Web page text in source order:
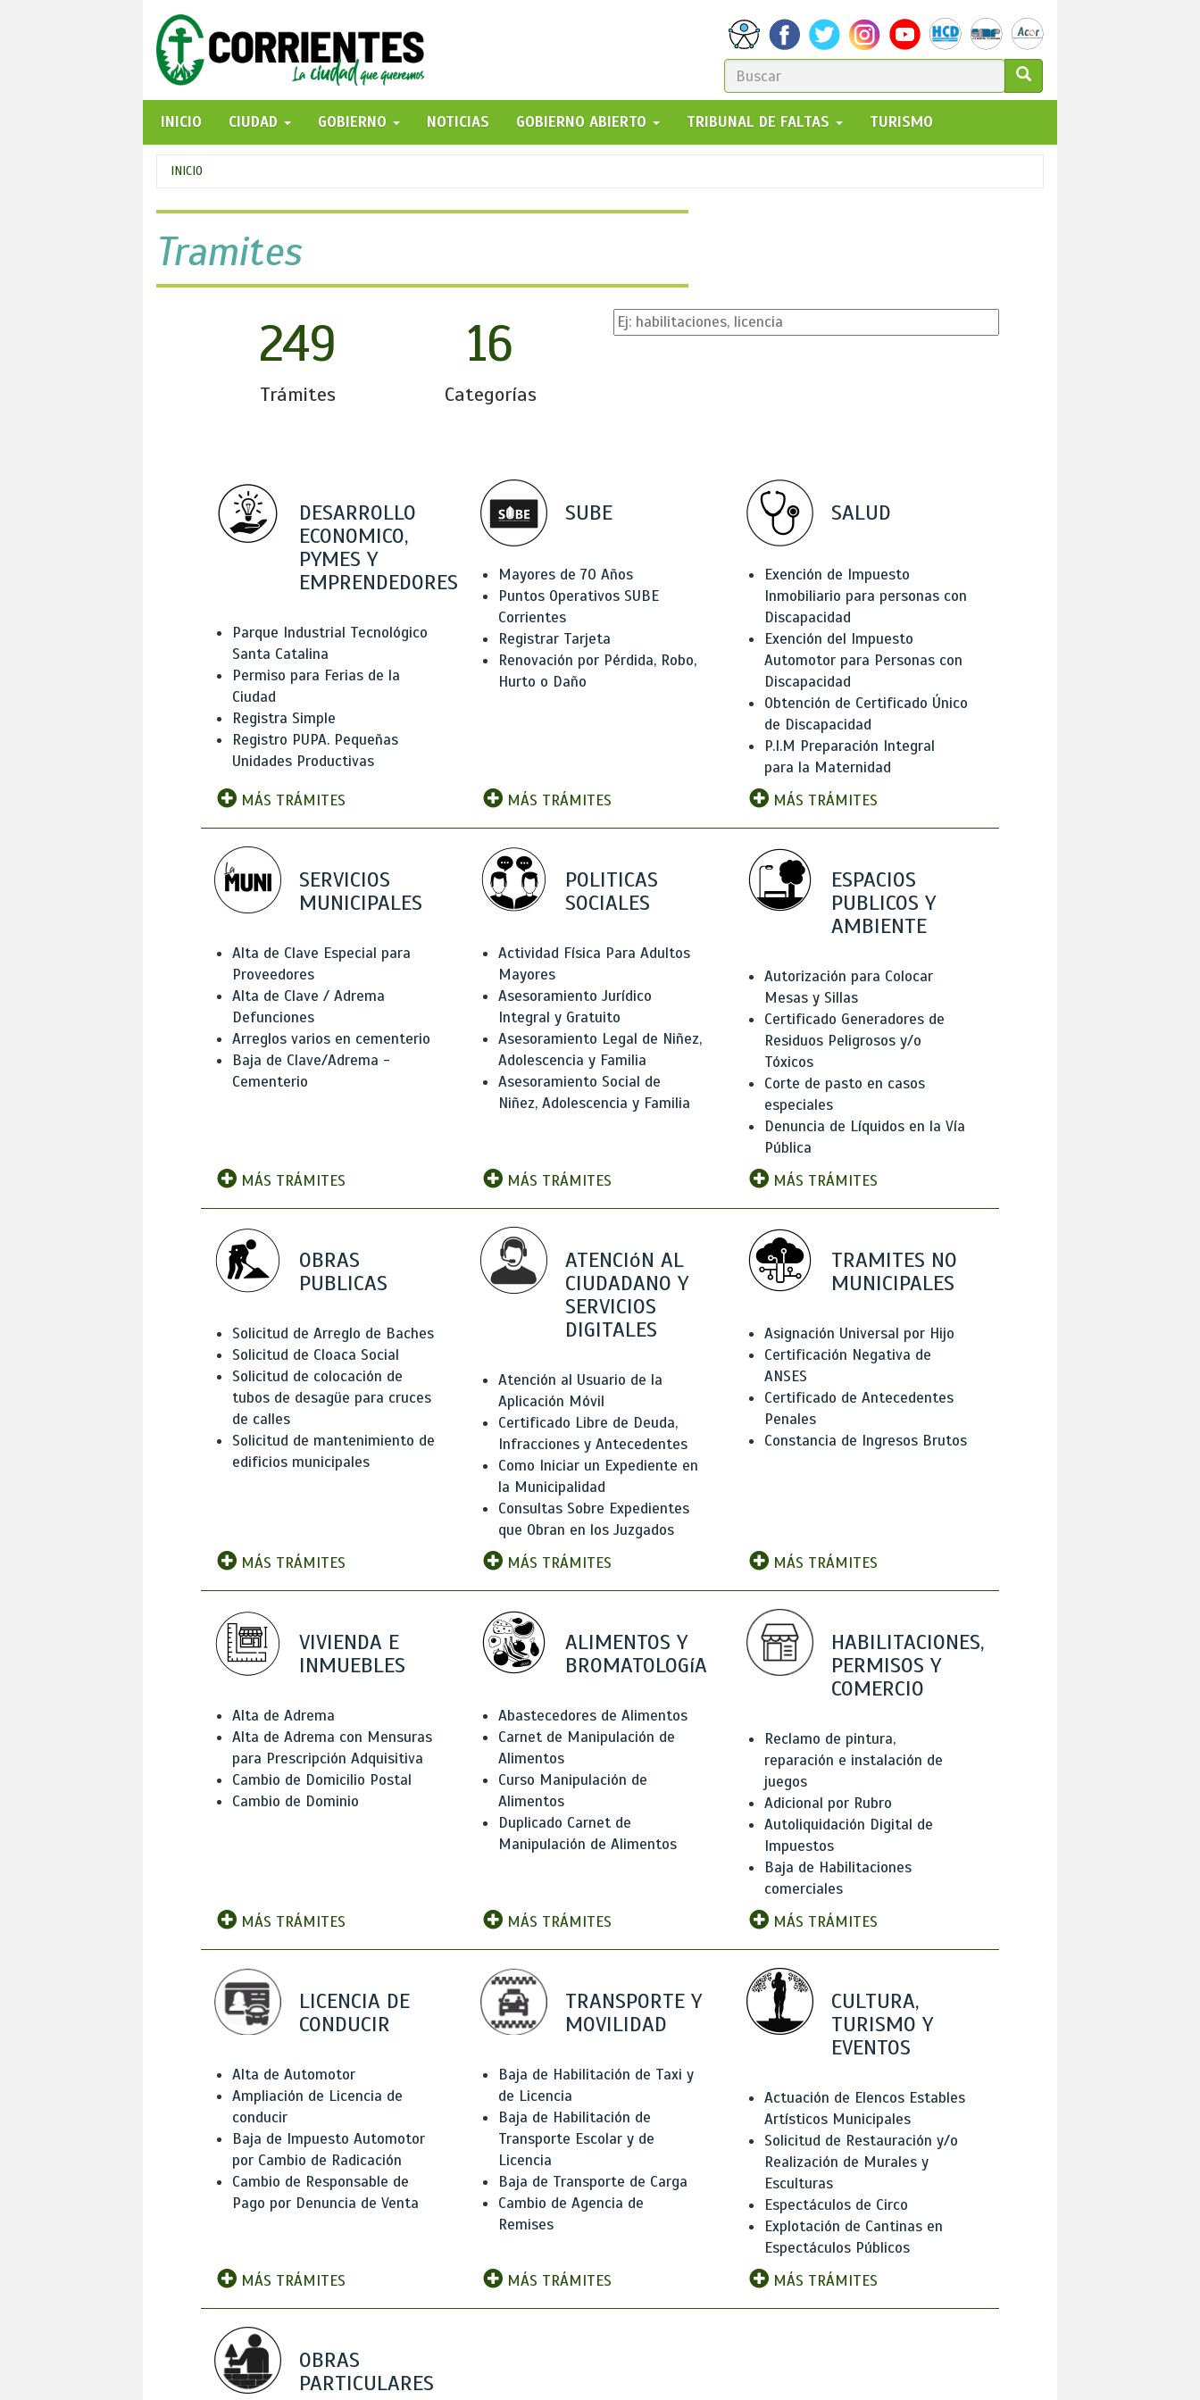
FORMULARIO
DE
BÚSQUEDA
GO!
INICIO
CIUDAD GOBIERNO NOTICIAS GOBIERNO ABIERTO TRIBUNAL DE FALTAS TURISMO
Se
encuentra
usted
aquí
INICIO
Tramites
249
Trámites
16
Categorías
DESARROLLO
ECONOMICO,
PYMES Y
EMPRENDEDORES
Parque Industrial Tecnológico
Santa Catalina
Permiso para Ferias de la
Ciudad
Registra Simple
Registro PUPA. Pequeñas
Unidades Productivas
MÁS TRÁMITES
SUBE
Mayores de 70 Años
Puntos Operativos SUBE
Corrientes
Registrar Tarjeta
Renovación por Pérdida, Robo,
Hurto o Daño
MÁS TRÁMITES
SALUD
Exención de Impuesto
Inmobiliario para personas con
Discapacidad
Exención del Impuesto
Automotor para Personas con
Discapacidad
Obtención de Certificado Único
de Discapacidad
P.I.M Preparación Integral
para la Maternidad
MÁS TRÁMITES
SERVICIOS
MUNICIPALES
Alta de Clave Especial para
Proveedores
Alta de Clave / Adrema
Defunciones
Arreglos varios en cementerio
Baja de Clave/Adrema -
Cementerio
MÁS TRÁMITES
POLITICAS
SOCIALES
Actividad Física Para Adultos
Mayores
Asesoramiento Jurídico
Integral y Gratuito
Asesoramiento Legal de Niñez,
Adolescencia y Familia
Asesoramiento Social de
Niñez, Adolescencia y Familia
MÁS TRÁMITES
ESPACIOS
PUBLICOS Y
AMBIENTE
Autorización para Colocar
Mesas y Sillas
Certificado Generadores de
Residuos Peligrosos y/o
Tóxicos
Corte de pasto en casos
especiales
Denuncia de Líquidos en la Vía
Pública
MÁS TRÁMITES
OBRAS
PUBLICAS
Solicitud de Arreglo de Baches
Solicitud de Cloaca Social
Solicitud de colocación de
tubos de desagüe para cruces
de calles
Solicitud de mantenimiento de
edificios municipales
MÁS TRÁMITES
ATENCIóN AL
CIUDADANO Y
SERVICIOS
DIGITALES
Atención al Usuario de la
Aplicación Móvil
Certificado Libre de Deuda,
Infracciones y Antecedentes
Como Iniciar un Expediente en
la Municipalidad
Consultas Sobre Expedientes
que Obran en los Juzgados
MÁS TRÁMITES
TRAMITES NO
MUNICIPALES
Asignación Universal por Hijo
Certificación Negativa de
ANSES
Certificado de Antecedentes
Penales
Constancia de Ingresos Brutos
MÁS TRÁMITES
VIVIENDA E
INMUEBLES
Alta de Adrema
Alta de Adrema con Mensuras
para Prescripción Adquisitiva
Cambio de Domicilio Postal
Cambio de Dominio
MÁS TRÁMITES
ALIMENTOS Y
BROMATOLOGíA
Abastecedores de Alimentos
Carnet de Manipulación de
Alimentos
Curso Manipulación de
Alimentos
Duplicado Carnet de
Manipulación de Alimentos
MÁS TRÁMITES
HABILITACIONES,
PERMISOS Y
COMERCIO
Reclamo de pintura,
reparación e instalación de
juegos
Adicional por Rubro
Autoliquidación Digital de
Impuestos
Baja de Habilitaciones
comerciales
MÁS TRÁMITES
LICENCIA DE
CONDUCIR
Alta de Automotor
Ampliación de Licencia de
conducir
Baja de Impuesto Automotor
por Cambio de Radicación
Cambio de Responsable de
Pago por Denuncia de Venta
MÁS TRÁMITES
TRANSPORTE Y
MOVILIDAD
Baja de Habilitación de Taxi y
de Licencia
Baja de Habilitación de
Transporte Escolar y de
Licencia
Baja de Transporte de Carga
Cambio de Agencia de
Remises
MÁS TRÁMITES
CULTURA,
TURISMO Y
EVENTOS
Actuación de Elencos Estables
Artísticos Municipales
Solicitud de Restauración y/o
Realización de Murales y
Esculturas
Espectáculos de Circo
Explotación de Cantinas en
Espectáculos Públicos
MÁS TRÁMITES
OBRAS
PARTICULARES